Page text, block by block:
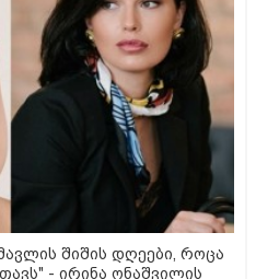
შიშის დღეები, როცა
- ირინა ონაშვილის